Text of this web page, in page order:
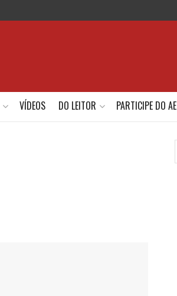
VÍDEOS DO LEITOR PARTICIPE DO AE